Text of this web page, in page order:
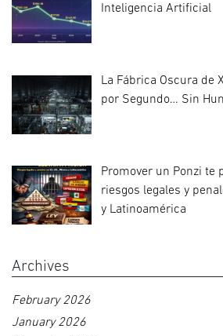
Inteligencia Artificial
La Fábrica Oscura de
por Segundo… Sin
Promover un Ponzi te
riesgos legales y
y Latinoamérica
Archives
February 2026
January 2026